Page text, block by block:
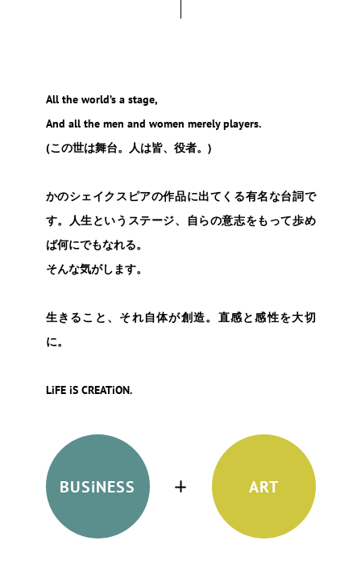
All the world’s a stage,
And all the men and women merely players.
(この世は舞台。人は皆、役者。)
かのシェイクスピアの作品に出てくる有名な台詞で
す。人生というステージ、自らの意志をもって歩め
ば何にでもなれる。
そんな気がします。
生きること、それ自体が創造。直感と感性を大切
に。
LiFE iS CREATiON.
BUSiNESS ART